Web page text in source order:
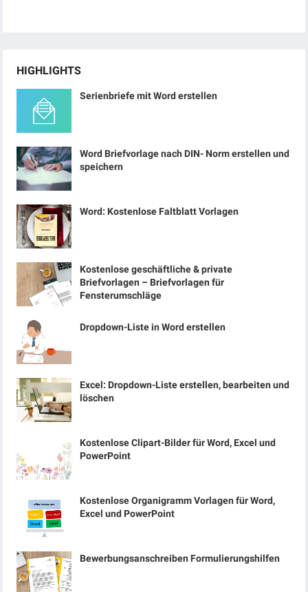
HIGHLIGHTS
Serienbriefe mit Word erstellen
Word Briefvorlage nach DIN- Norm erstellen und
speichern
Word: Kostenlose Faltblatt Vorlagen
Kostenlose geschäftliche & private
Briefvorlagen – Briefvorlagen für
Fensterumschläge
Dropdown-Liste in Word erstellen
Excel: Dropdown-Liste erstellen, bearbeiten und
löschen
Kostenlose Clipart-Bilder für Word, Excel und
PowerPoint
Kostenlose Organigramm Vorlagen für Word,
Excel und PowerPoint
Bewerbungsanschreiben Formulierungshilfen